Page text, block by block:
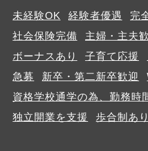
未経験OK
経験者優遇
完
社会保険完備
主婦・主夫
ボーナスあり
子育て応援
急募
新卒・第二新卒歓迎
資格学校通学の為、勤務時
独立開業を支援
歩合制あり